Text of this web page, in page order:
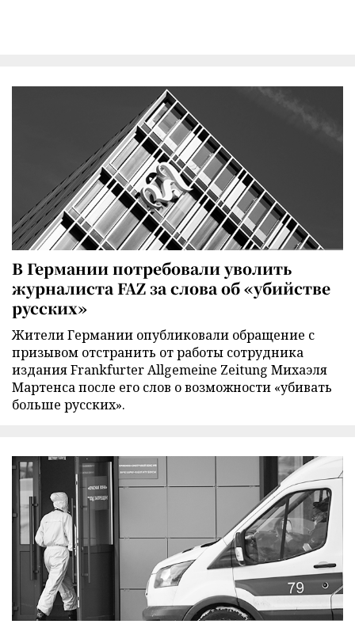
В Германии потребовали уволить
журналиста FAZ за слова об «убийстве
русских»
Жители Германии опубликовали обращение с
призывом отстранить от работы сотрудника
издания Frankfurter Allgemeine Zeitung Михаэля
Мартенса после его слов о возможности «убивать
больше русских».